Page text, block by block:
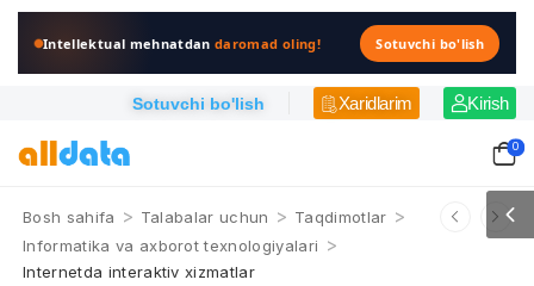
Intellektual mehnatdandaromad oling! Sotuvchi bo'lish
Sotuvchi bo'lish Xaridlarim Kirish
0
Bosh sahifa > Talabalar uchun > Taqdimotlar >
Informatika va axborot texnologiyalari >
Internetda interaktiv xizmatlar